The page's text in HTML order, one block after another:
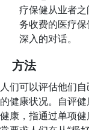
疗保健从业者
务收费的医疗
深入的对话。
方法
人们可以评估他们
的健康状况。自评
健康，指通过单项